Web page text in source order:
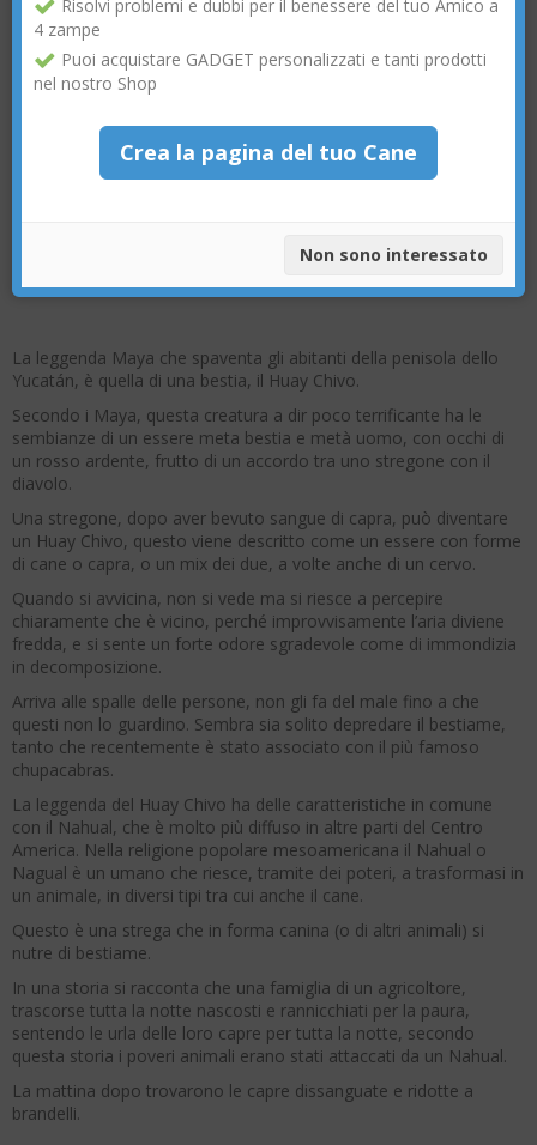
La leggenda Maya che spaventa gli abitanti della penisola dello
Yucatán, è quella di una bestia, il Huay Chivo.
Secondo i Maya, questa creatura a dir poco terrificante ha le
sembianze di un essere meta bestia e metà uomo, con occhi di
un rosso ardente, frutto di un accordo tra uno stregone con il
diavolo.
Una stregone, dopo aver bevuto sangue di capra, può diventare
un Huay Chivo, questo viene descritto come un essere con forme
di cane o capra, o un mix dei due, a volte anche di un cervo.
Quando si avvicina, non si vede ma si riesce a percepire
chiaramente che è vicino, perché improvvisamente l’aria diviene
fredda, e si sente un forte odore sgradevole come di immondizia
in decomposizione.
Arriva alle spalle delle persone, non gli fa del male fino a che
questi non lo guardino. Sembra sia solito depredare il bestiame,
tanto che recentemente è stato associato con il più famoso
chupacabras.
La leggenda del Huay Chivo ha delle caratteristiche in comune
con il Nahual, che è molto più diffuso in altre parti del Centro
America. Nella religione popolare mesoamericana il Nahual o
Nagual è un umano che riesce, tramite dei poteri, a trasformasi in
un animale, in diversi tipi tra cui anche il cane.
Questo è una strega che in forma canina (o di altri animali) si
nutre di bestiame.
In una storia si racconta che una famiglia di un agricoltore,
trascorse tutta la notte nascosti e rannicchiati per la paura,
sentendo le urla delle loro capre per tutta la notte, secondo
questa storia i poveri animali erano stati attaccati da un Nahual.
La mattina dopo trovarono le capre dissanguate e ridotte a
brandelli.
Risolvi problemi e dubbi per il benessere del tuo Amico a
4 zampe
Puoi acquistare GADGET personalizzati e tanti prodotti
nel nostro Shop
Crea la pagina del tuo Cane
Non sono interessato